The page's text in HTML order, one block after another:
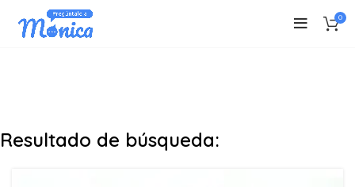
0
Resultado de búsqueda: